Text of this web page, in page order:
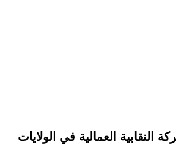
النقابية العمالية في الولايات